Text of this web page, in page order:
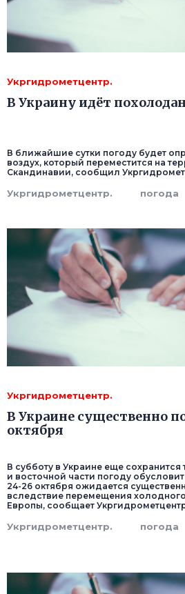
Укргидрометцентр.
В Украину идёт
В ближайшие сутки погоду будет
воздух, который переместится на
Скандинавии, сообщил
Укргидрометцентр. погода
Укргидрометцентр.
В Украине существенно
октября
В субботу в Украине еще
и восточной части погоду
24-26 октября ожидается
вследствие перемещения
Европы, сообщает
Укргидрометцентр. погода